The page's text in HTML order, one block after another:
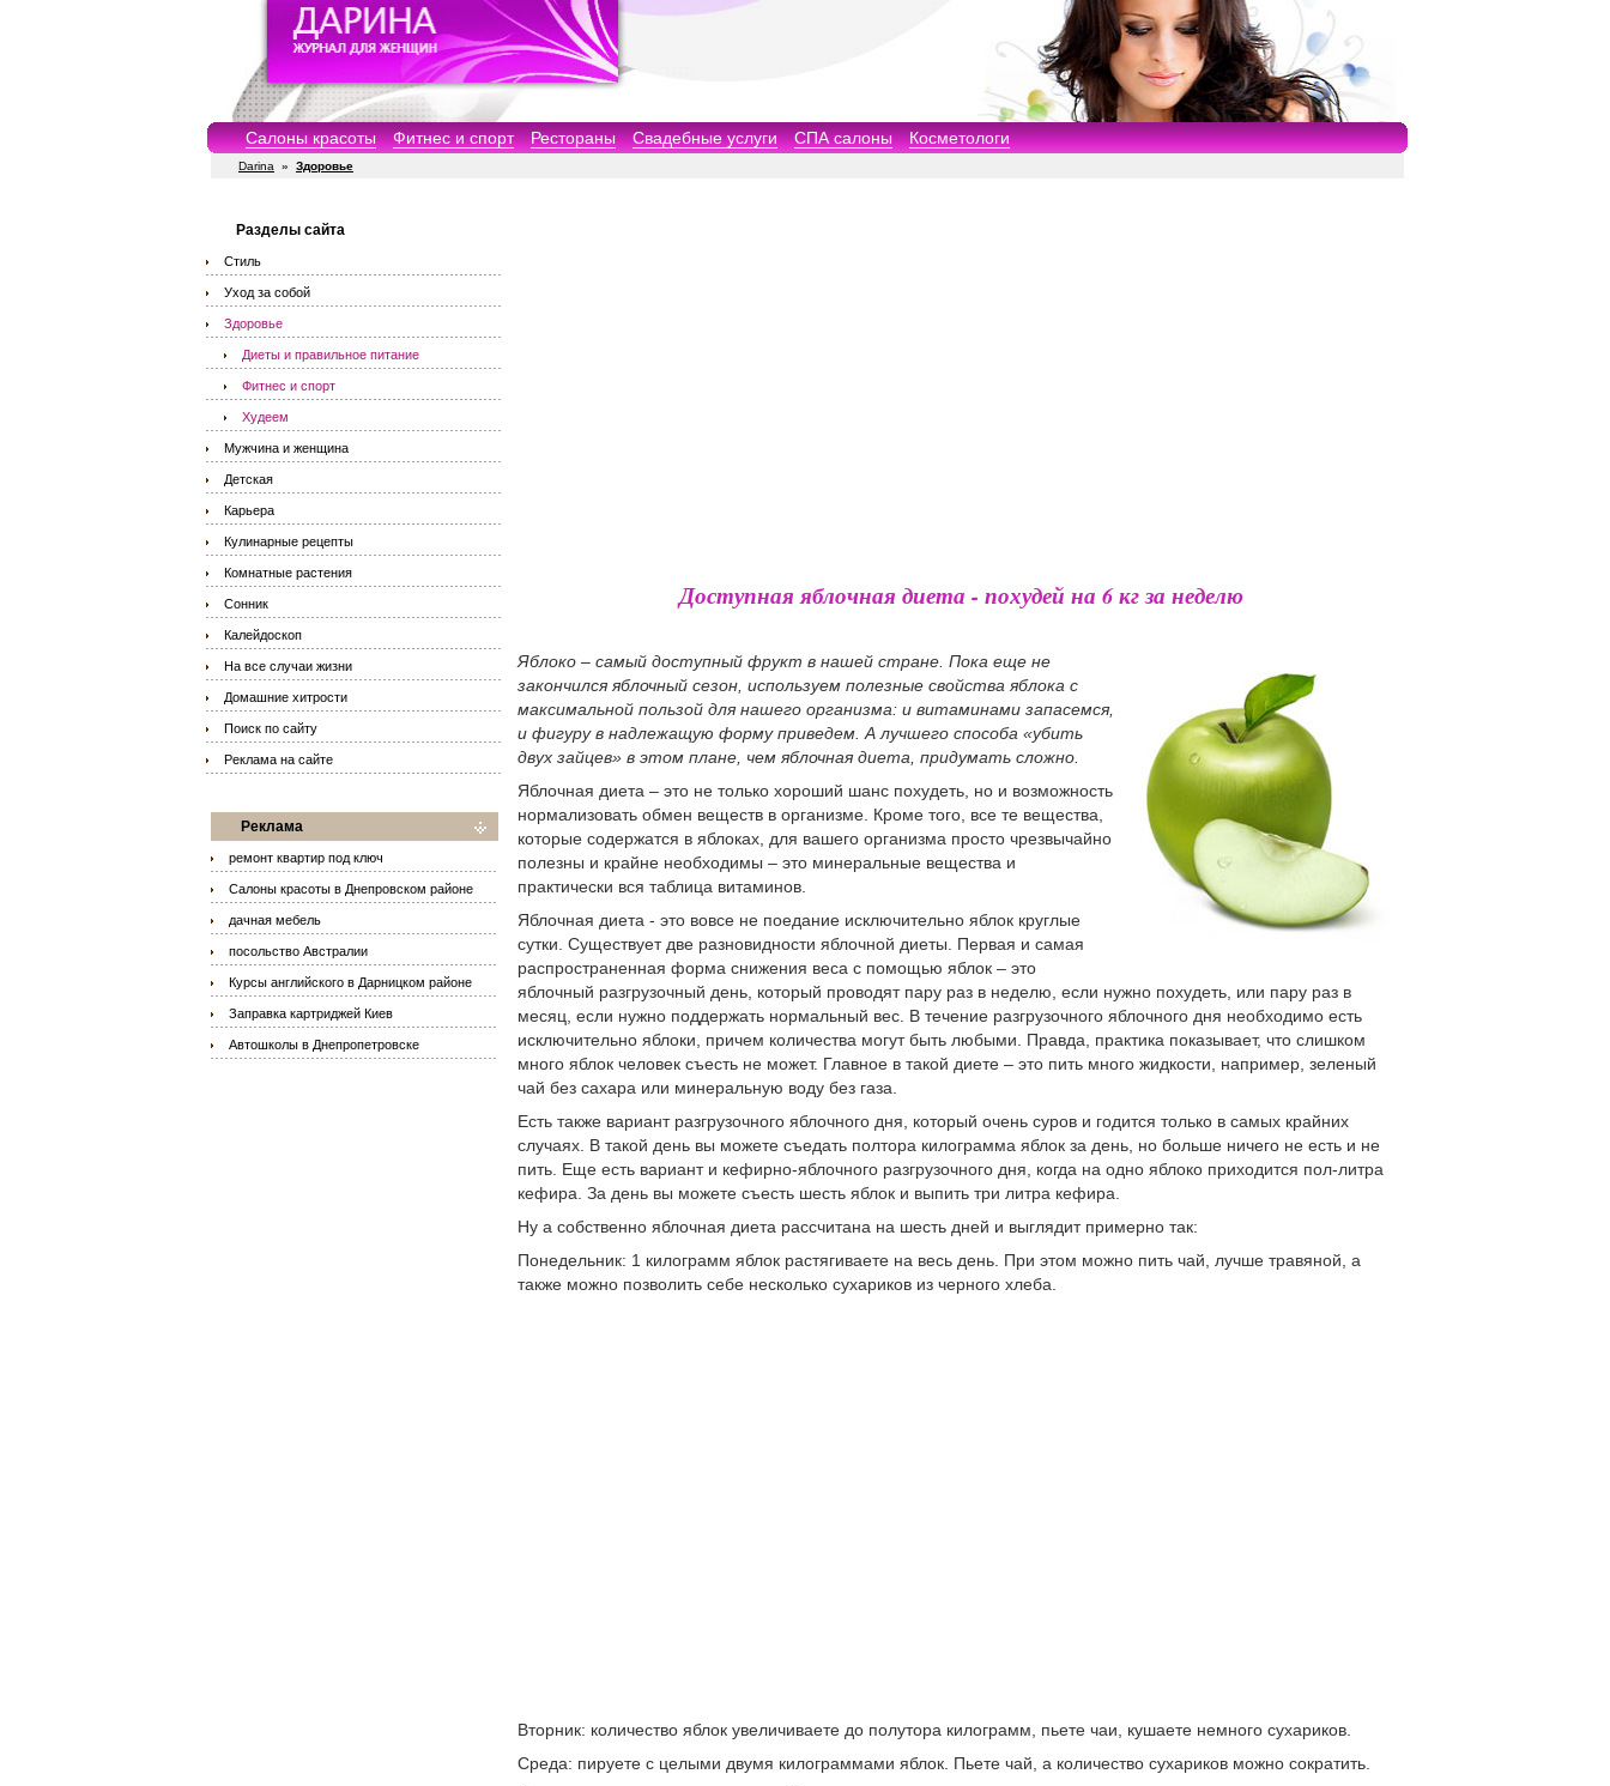
Салоны красоты Фитнес и спорт Рестораны Свадебные услуги СПА салоны Косметологи
Darina » Здоровье
Разделы сайта
Стиль
Уход за собой
Здоровье
Диеты и правильное питание
Фитнес и спорт
Худеем
Мужчина и женщина
Детская
Карьера
Кулинарные рецепты
Комнатные растения
Сонник
Калейдоскоп
На все случаи жизни
Домашние хитрости
Поиск по сайту
Реклама на сайте
Реклама
ремонт квартир под ключ
Салоны красоты в Днепровском районе
дачная мебель
посольство Австралии
Курсы английского в Дарницком районе
Заправка картриджей Киев
Автошколы в Днепропетровске
Доступная яблочная диета - похудей на 6 кг за неделю
Яблоко – самый доступный фрукт в нашей стране. Пока еще не
закончился яблочный сезон, используем полезные свойства яблока с
максимальной пользой для нашего организма: и витаминами запасемся,
и фигуру в надлежащую форму приведем. А лучшего способа «убить
двух зайцев» в этом плане, чем яблочная диета, придумать сложно.
Яблочная диета – это не только хороший шанс похудеть, но и возможность
нормализовать обмен веществ в организме. Кроме того, все те вещества,
которые содержатся в яблоках, для вашего организма просто чрезвычайно
полезны и крайне необходимы – это минеральные вещества и
практически вся таблица витаминов.
Яблочная диета - это вовсе не поедание исключительно яблок круглые
сутки. Существует две разновидности яблочной диеты. Первая и самая
распространенная форма снижения веса с помощью яблок – это
яблочный разгрузочный день, который проводят пару раз в неделю, если нужно похудеть, или пару раз в
месяц, если нужно поддержать нормальный вес. В течение разгрузочного яблочного дня необходимо есть
исключительно яблоки, причем количества могут быть любыми. Правда, практика показывает, что слишком
много яблок человек съесть не может. Главное в такой диете – это пить много жидкости, например, зеленый
чай без сахара или минеральную воду без газа.
Есть также вариант разгрузочного яблочного дня, который очень суров и годится только в самых крайних
случаях. В такой день вы можете съедать полтора килограмма яблок за день, но больше ничего не есть и не
пить. Еще есть вариант и кефирно-яблочного разгрузочного дня, когда на одно яблоко приходится пол-литра
кефира. За день вы можете съесть шесть яблок и выпить три литра кефира.
Ну а собственно яблочная диета рассчитана на шесть дней и выглядит примерно так:
Понедельник: 1 килограмм яблок растягиваете на весь день. При этом можно пить чай, лучше травяной, а
также можно позволить себе несколько сухариков из черного хлеба.
Вторник: количество яблок увеличиваете до полутора килограмм, пьете чаи, кушаете немного сухариков.
Среда: пируете с целыми двумя килограммами яблок. Пьете чай, а количество сухариков можно сократить.